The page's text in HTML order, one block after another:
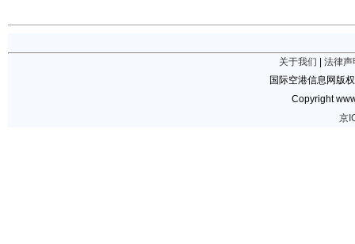
关于我们
法律声
国际空港信息网版
Copyright
京